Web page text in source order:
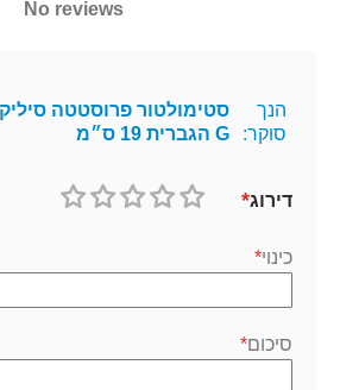
No reviews
הנך
סוקר:
סטימולטור פרוסטטה
G הגברית 19 ס״מ
דירוג
כינוי
סיכום